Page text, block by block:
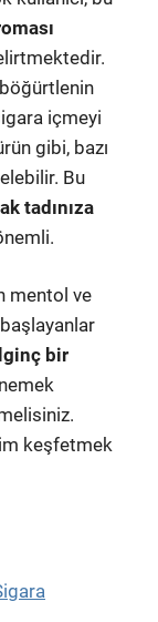
böğürtlenin
içmeyi
gibi, bazı
Bu
tadınıza
mentol ve
bir
keşfetmek